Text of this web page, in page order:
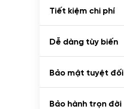
Tiết kiệm chi phí
Dễ dàng tùy biến
Bảo mật tuyệt đối
Bảo hành trọn đời